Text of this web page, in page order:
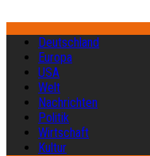
Deutschland
Europa
USA
Welt
Nachrichten
Politik
Wirtschaft
Kultur